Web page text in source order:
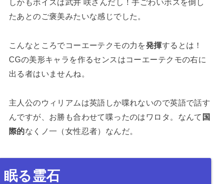
しかもボイスは武井 咲さんだし！手ごわいボスを倒し
たあとのご褒美みたいな感じでした。
こんなところでコーエーテクモの力を発揮するとは！
CGの美形キャラを作るセンスはコーエーテクモの右に
出る者はいませんね。
主人公のウィリアムは英語しか喋れないので英語で話す
んですが、お勝も合わせて喋ったのはワロタ。なんて 国
際的なくノ一（女性忍者）なんだ。
眠る霊石